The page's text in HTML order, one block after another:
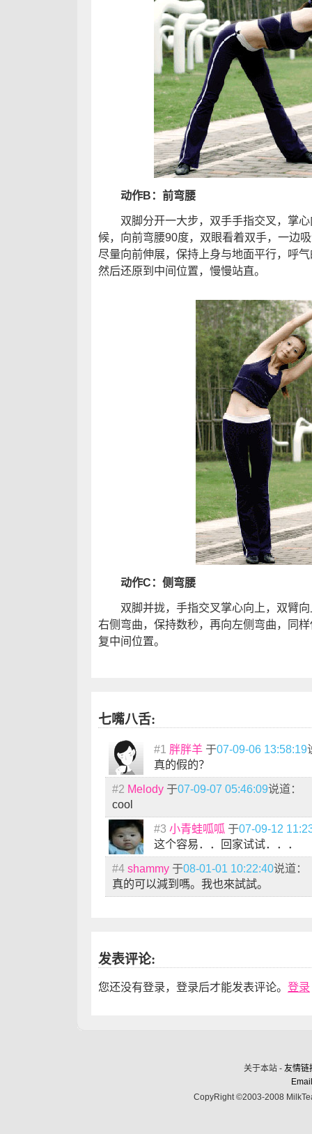
动作B：前弯腰
双脚分开一大步，双手手指交叉，掌心
候，向前弯腰90度，双眼看着双手，一边
尽量向前伸展，保持上身与地面平行，呼
然后还原到中间位置，慢慢站直。
动作C：侧弯腰
双脚并拢，手指交叉掌心向上，双臂向
右侧弯曲，保持数秒，再向左侧弯曲，同
复中间位置。
七嘴八舌:
#1 胖胖羊 于07-09-06 13:58:19
真的假的？
#2 Melody 于07-09-07 05:46:09说道：
cool
#3 小青蛙呱呱 于07-09-12
这个容易．．回家试试．．．
#4 shammy 于08-01-01 10:22:40说道：
真的可以減到嗎。我也來試試。
发表评论:
您还没有登录，登录后才能发表评论。 登录
关于本站 - 友情链
CopyRight ©2003-2008